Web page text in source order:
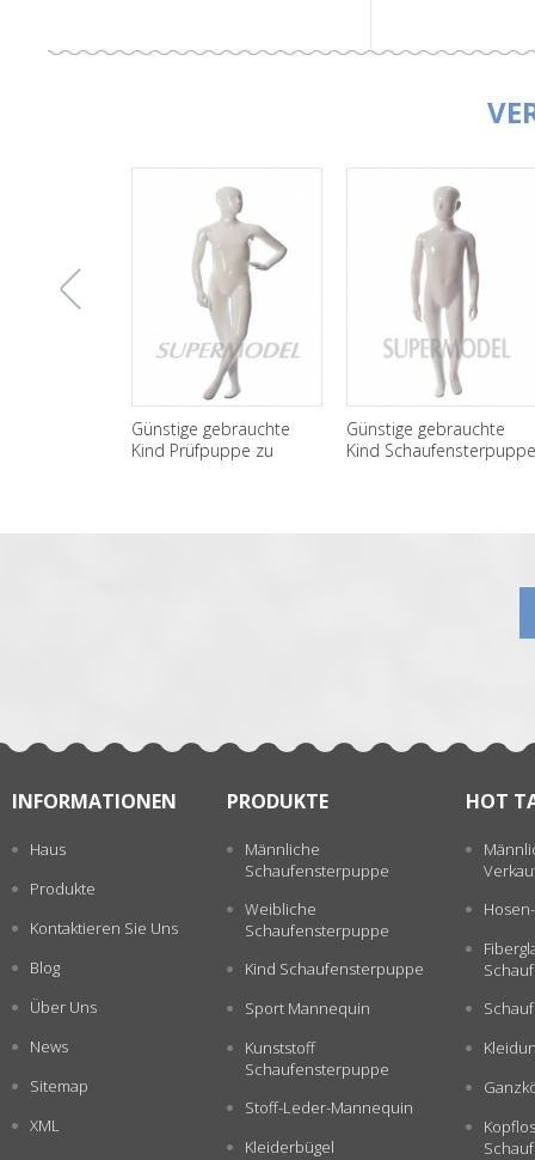
Günstige gebrauchte
Kind Prüfpuppe zu
Günstige gebrauchte
Kind Schaufensterpuppe
2016
INFORMATIONEN
Haus
Produkte
Kontaktieren Sie Uns
Blog
Über Uns
News
Sitemap
XML
PRODUKTE
Männliche
Schaufensterpuppe
Weibliche
Schaufensterpuppe
Kind Schaufensterpuppe
Sport Mannequin
Kunststoff
Schaufensterpuppe
Stoff-Leder-Mannequin
Kleiderbügel
HOT